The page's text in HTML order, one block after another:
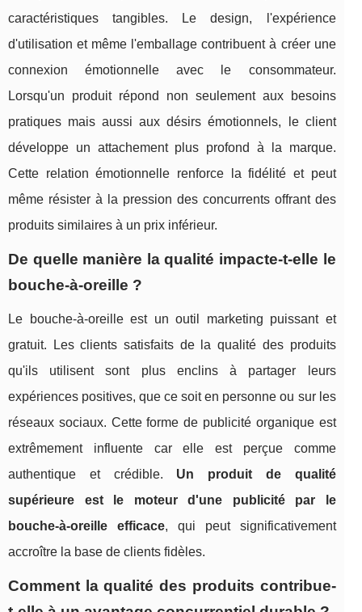
caractéristiques tangibles. Le design, l'expérience
d'utilisation et même l'emballage contribuent à créer une
connexion émotionnelle avec le consommateur.
Lorsqu'un produit répond non seulement aux besoins
pratiques mais aussi aux désirs émotionnels, le client
développe un attachement plus profond à la marque.
Cette relation émotionnelle renforce la fidélité et peut
même résister à la pression des concurrents offrant des
produits similaires à un prix inférieur.
De quelle manière la qualité impacte-t-elle le
bouche-à-oreille ?
Le bouche-à-oreille est un outil marketing puissant et
gratuit. Les clients satisfaits de la qualité des produits
qu'ils utilisent sont plus enclins à partager leurs
expériences positives, que ce soit en personne ou sur les
réseaux sociaux. Cette forme de publicité organique est
extrêmement influente car elle est perçue comme
authentique et crédible. Un produit de qualité
supérieure est le moteur d'une publicité par le
bouche-à-oreille efficace, qui peut significativement
accroître la base de clients fidèles.
Comment la qualité des produits contribue-